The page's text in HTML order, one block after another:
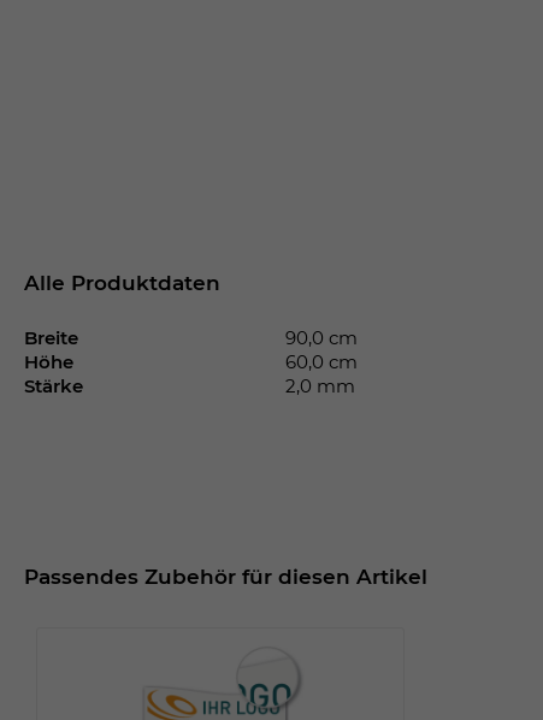
Alle Produktdaten
Breite
90,0 cm
Höhe
60,0 cm
Stärke
2,0 mm
Passendes Zubehör für diesen Artikel